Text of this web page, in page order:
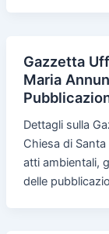
Gazzetta
Maria
Dettagli sulla
Chiesa di
atti ambientali,
delle